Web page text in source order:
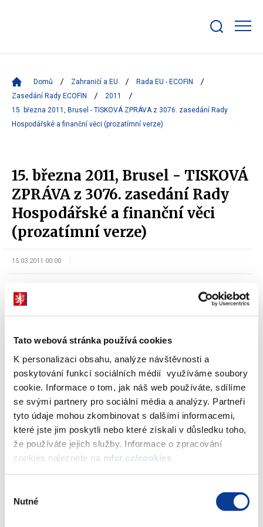
Tato webová stránka používá cookies
K personalizaci obsahu, analýze návštěvnosti a
poskytování funkcí sociálních médií využíváme soubory
cookie. Informace o tom, jak náš web používáte, sdílíme
se svými partnery pro sociální média a analýzy. Partneři
tyto údaje mohou zkombinovat s dalšími informacemi,
které jste jim poskytli nebo které získali v důsledku toho,
že používáte jejich služby. Informace o zpracování
cookies naleznete na mfcr.cz/cookies
souhlasu
Nutné
bar
Domů Zahraničí a EU
Rada EU - ECOFIN
Zasedání Rady ECOFIN
2011
15. března 2011, Brusel - TISKOVÁ ZPRÁVA z 3076. zasedání Rady
Hospodářské a finanční věci (prozatímní verze)
15. března 2011, Brusel - TISKOVÁ
ZPRÁVA z 3076. zasedání Rady
Hospodářské a finanční věci
(prozatímní verze)
15.03.2011 00:00
Zdroj:
: TISKOVÁ ZPRÁVA z 3076. zasedání
Rady Hospodářské a finanční věci (prozatímní verze) Brusel,
15. března 2011, publikováno 03/2011, ke stažení ve formátu
anglická verze
PRESS RELEASE - 3076th Council meeting Economic and
Financial Affairs (provisional version) Brussel, 15 March
2011 (english version)
Zobrazeno Doporučeno 475 ×